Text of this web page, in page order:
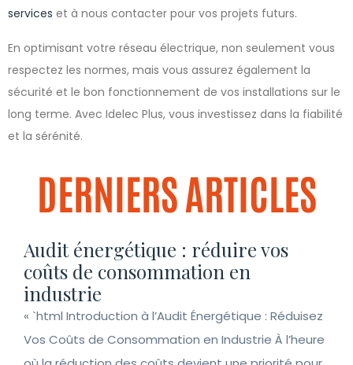
services et à nous contacter pour vos projets futurs.
En optimisant votre réseau électrique, non seulement vous
respectez les normes, mais vous assurez également la
sécurité et le bon fonctionnement de vos installations sur le
long terme. Avec Idelec Plus, vous investissez dans la fiabilité
et la sérénité.
DERNIERS ARTICLES
Audit énergétique : réduire vos
coûts de consommation en
industrie
« `html Introduction à l’Audit Énergétique : Réduisez
Vos Coûts de Consommation en Industrie À l’heure